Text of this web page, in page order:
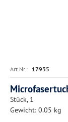
Art.Nr.: 17935
Stück, 1
Gewicht: 0.05 kg